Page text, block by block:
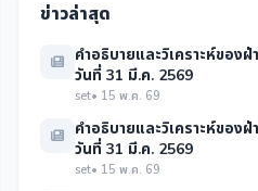
ข่าวล่าสุด
คำอธิบายและวิเคราะห์ของ
วันที่ 31 มี.ค. 2569
set• 15 พ.ค. 69
คำอธิบายและวิเคราะห์ของ
วันที่ 31 มี.ค. 2569
set• 15 พ.ค. 69